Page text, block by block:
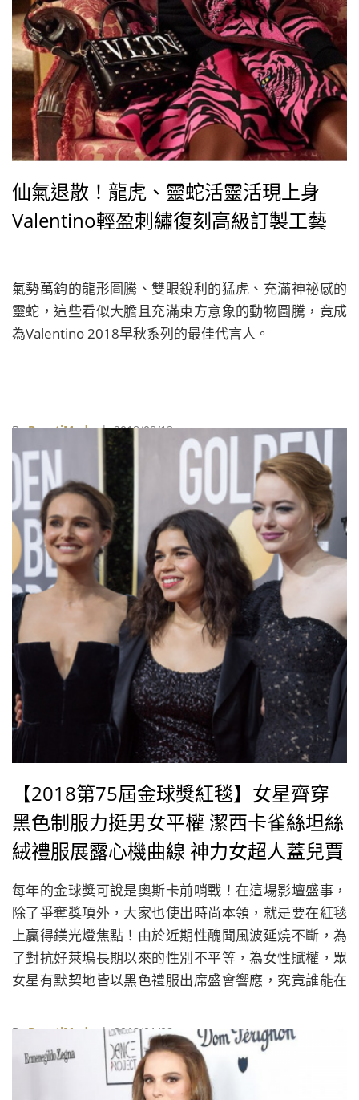
仙氣退散！龍虎、靈蛇活靈活現上身
Valentino輕盈刺繡復刻高級訂製工藝
氣勢萬鈞的龍形圖騰、雙眼銳利的猛虎、充滿神祕感的
靈蛇，這些看似大膽且充滿東方意象的動物圖騰，竟成
為Valentino 2018早秋系列的最佳代言人。
ByBeautiMode| 2018/08/13
【2018第75屆金球獎紅毯】女星齊穿
黑色制服力挺男女平權 潔西卡雀絲坦絲
絨禮服展露心機曲線 神力女超人蓋兒賈
多特俐落中性風大受好評
每年的金球獎可說是奧斯卡前哨戰！在這場影壇盛事，
除了爭奪獎項外，大家也使出時尚本領，就是要在紅毯
上贏得鎂光燈焦點！由於近期性醜聞風波延燒不斷，為
了對抗好萊塢長期以來的性別不平等，為女性賦權，眾
女星有默契地皆以黑色禮服出席盛會響應，究竟誰能在
型直擊！
ByBeautiMode | 2018/01/08